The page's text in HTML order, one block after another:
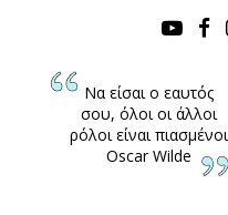
Να είσαι ο εαυτός
σου, όλοι οι άλλοι
ρόλοι είναι πιασμένοι
Oscar Wilde